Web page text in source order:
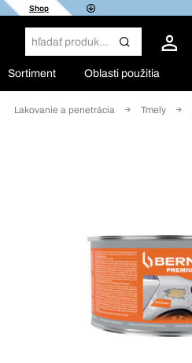
Shop
Sortiment Oblasti použitia
Lakovanie a penetrácia Tmely